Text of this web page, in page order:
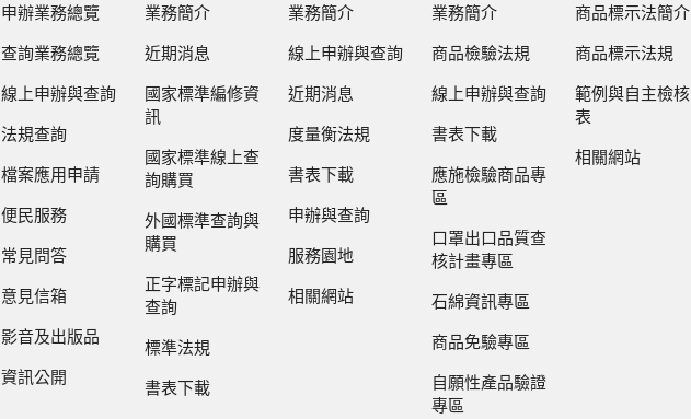
申辦業務總覽
查詢業務總覽
線上申辦與查詢
法規查詢
檔案應用申請
便民服務
常見問答
意見信箱
影音及出版品
資訊公開
業務簡介
近期消息
國家標準編修資
訊
國家標準線上查
詢購買
外國標準查詢與
購買
正字標記申辦與
查詢
標準法規
書表下載
業務簡介
線上申辦與查詢
近期消息
度量衡法規
書表下載
申辦與查詢
服務園地
相關網站
業務簡介
商品檢驗法規
線上申辦與查詢
書表下載
應施檢驗商品專
區
口罩出口品質查
核計畫專區
石綿資訊專區
商品免驗專區
自願性產品驗證
專區
商品標示法簡介
商品標示法規
範例與自主檢核
表
相關網站